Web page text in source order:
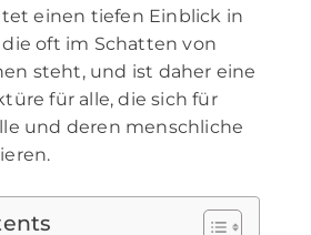
einen tiefen Einblick in
oft im Schatten von
steht, und ist daher eine
für alle, die sich für
und deren menschliche